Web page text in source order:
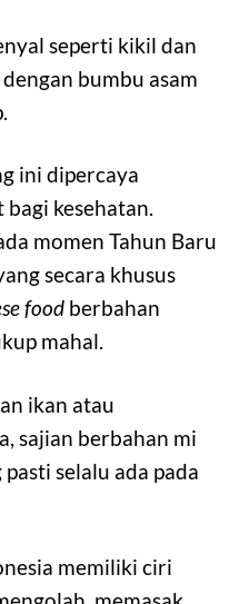
seperti kikil dan
bumbu asam
ini dipercaya
kesehatan.
momen Tahun Baru
secara khusus
food berbahan
mahal.
ikan atau
sajian berbahan mi
selalu ada pada
memiliki ciri